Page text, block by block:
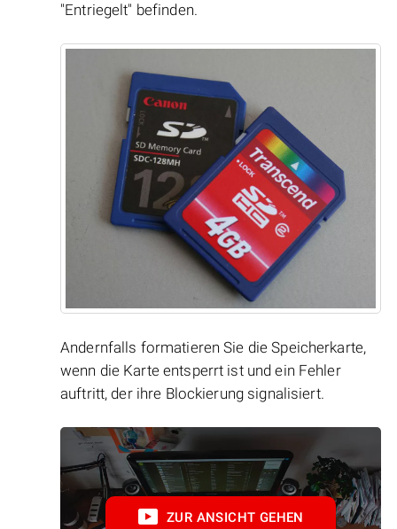
"Entriegelt" befinden.
Andernfalls formatieren Sie die Speicherkarte,
wenn die Karte entsperrt ist und ein Fehler
auftritt, der ihre Blockierung signalisiert.
ZUR ANSICHT GEHEN